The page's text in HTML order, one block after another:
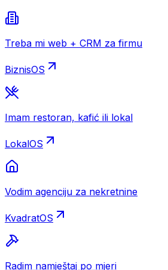
Treba mi web + CRM za firmu
BiznisOS
Imam restoran, kafić ili lokal
LokalOS
Vodim agenciju za nekretnine
KvadratOS
Radim namještaj po mjeri